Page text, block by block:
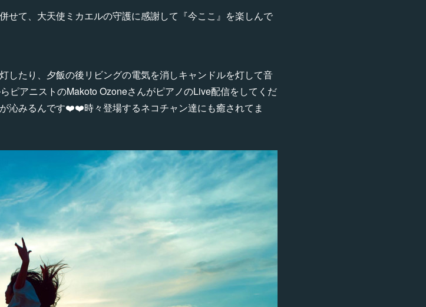
せて、大天使ミカエルの守護に感謝して『今ここ』を楽しんで
したり、夕飯の後リビングの電気を消しキャンドルを灯して音
ピアニストのMakoto OzoneさんがピアノのLive配信をしてくだ
沁みるんです❤️❤️時々登場するネコチャン達にも癒されてま